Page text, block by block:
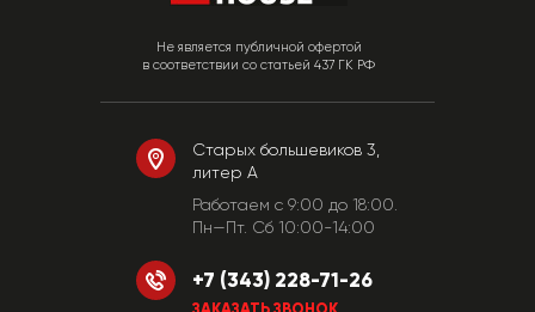
Не является публичной офертой
в соответствии со статьей 437 ГК РФ
Старых большевиков 3,
литер А
Работаем c 9:00 до 18:00.
Пн—Пт. Сб 10:00-14:00
+7 (343) 228-71-26